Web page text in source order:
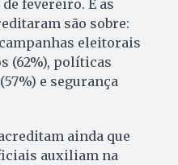
fevereiro. E as
são sobre:
eleitorais
(62%), políticas
e segurança
ainda que
auxiliam na